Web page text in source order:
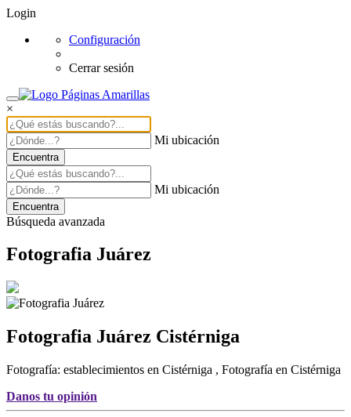
Login
Configuración
Cerrar sesión
×
Mi ubicación
Encuentra
Mi ubicación
Encuentra
Búsqueda avanzada
Fotografia Juárez
Fotografia Juárez Cistérniga
Fotografía: establecimientos en Cistérniga , Fotografía en Cistérniga
Danos tu opinión